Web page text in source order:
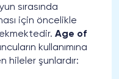
sırasında
için öncelikle
Age of
kullanımına
hileler şunlardır: